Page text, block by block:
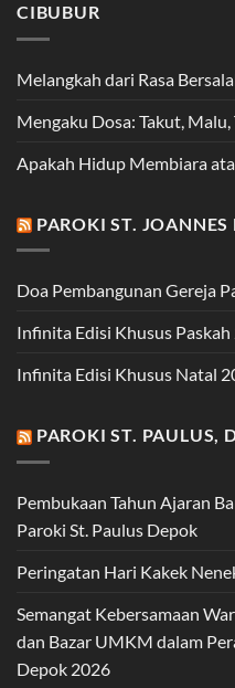
CIBUBUR
Melangkah dari Rasa
Mengaku Dosa: Takut,
Apakah Hidup Membiara
PAROKI ST.
Doa Pembangunan Gereja
Infinita Edisi Khusus
Infinita Edisi Khusus Natal
PAROKI ST. PAULUS,
Pembukaan Tahun Ajaran
Paroki St. Paulus Depok
Peringatan Hari Kakek
Semangat Kebersamaan
dan Bazar UMKM dalam
Depok 2026